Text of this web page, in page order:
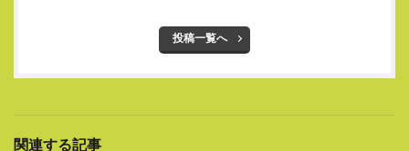
投稿一覧へ
関連する記事